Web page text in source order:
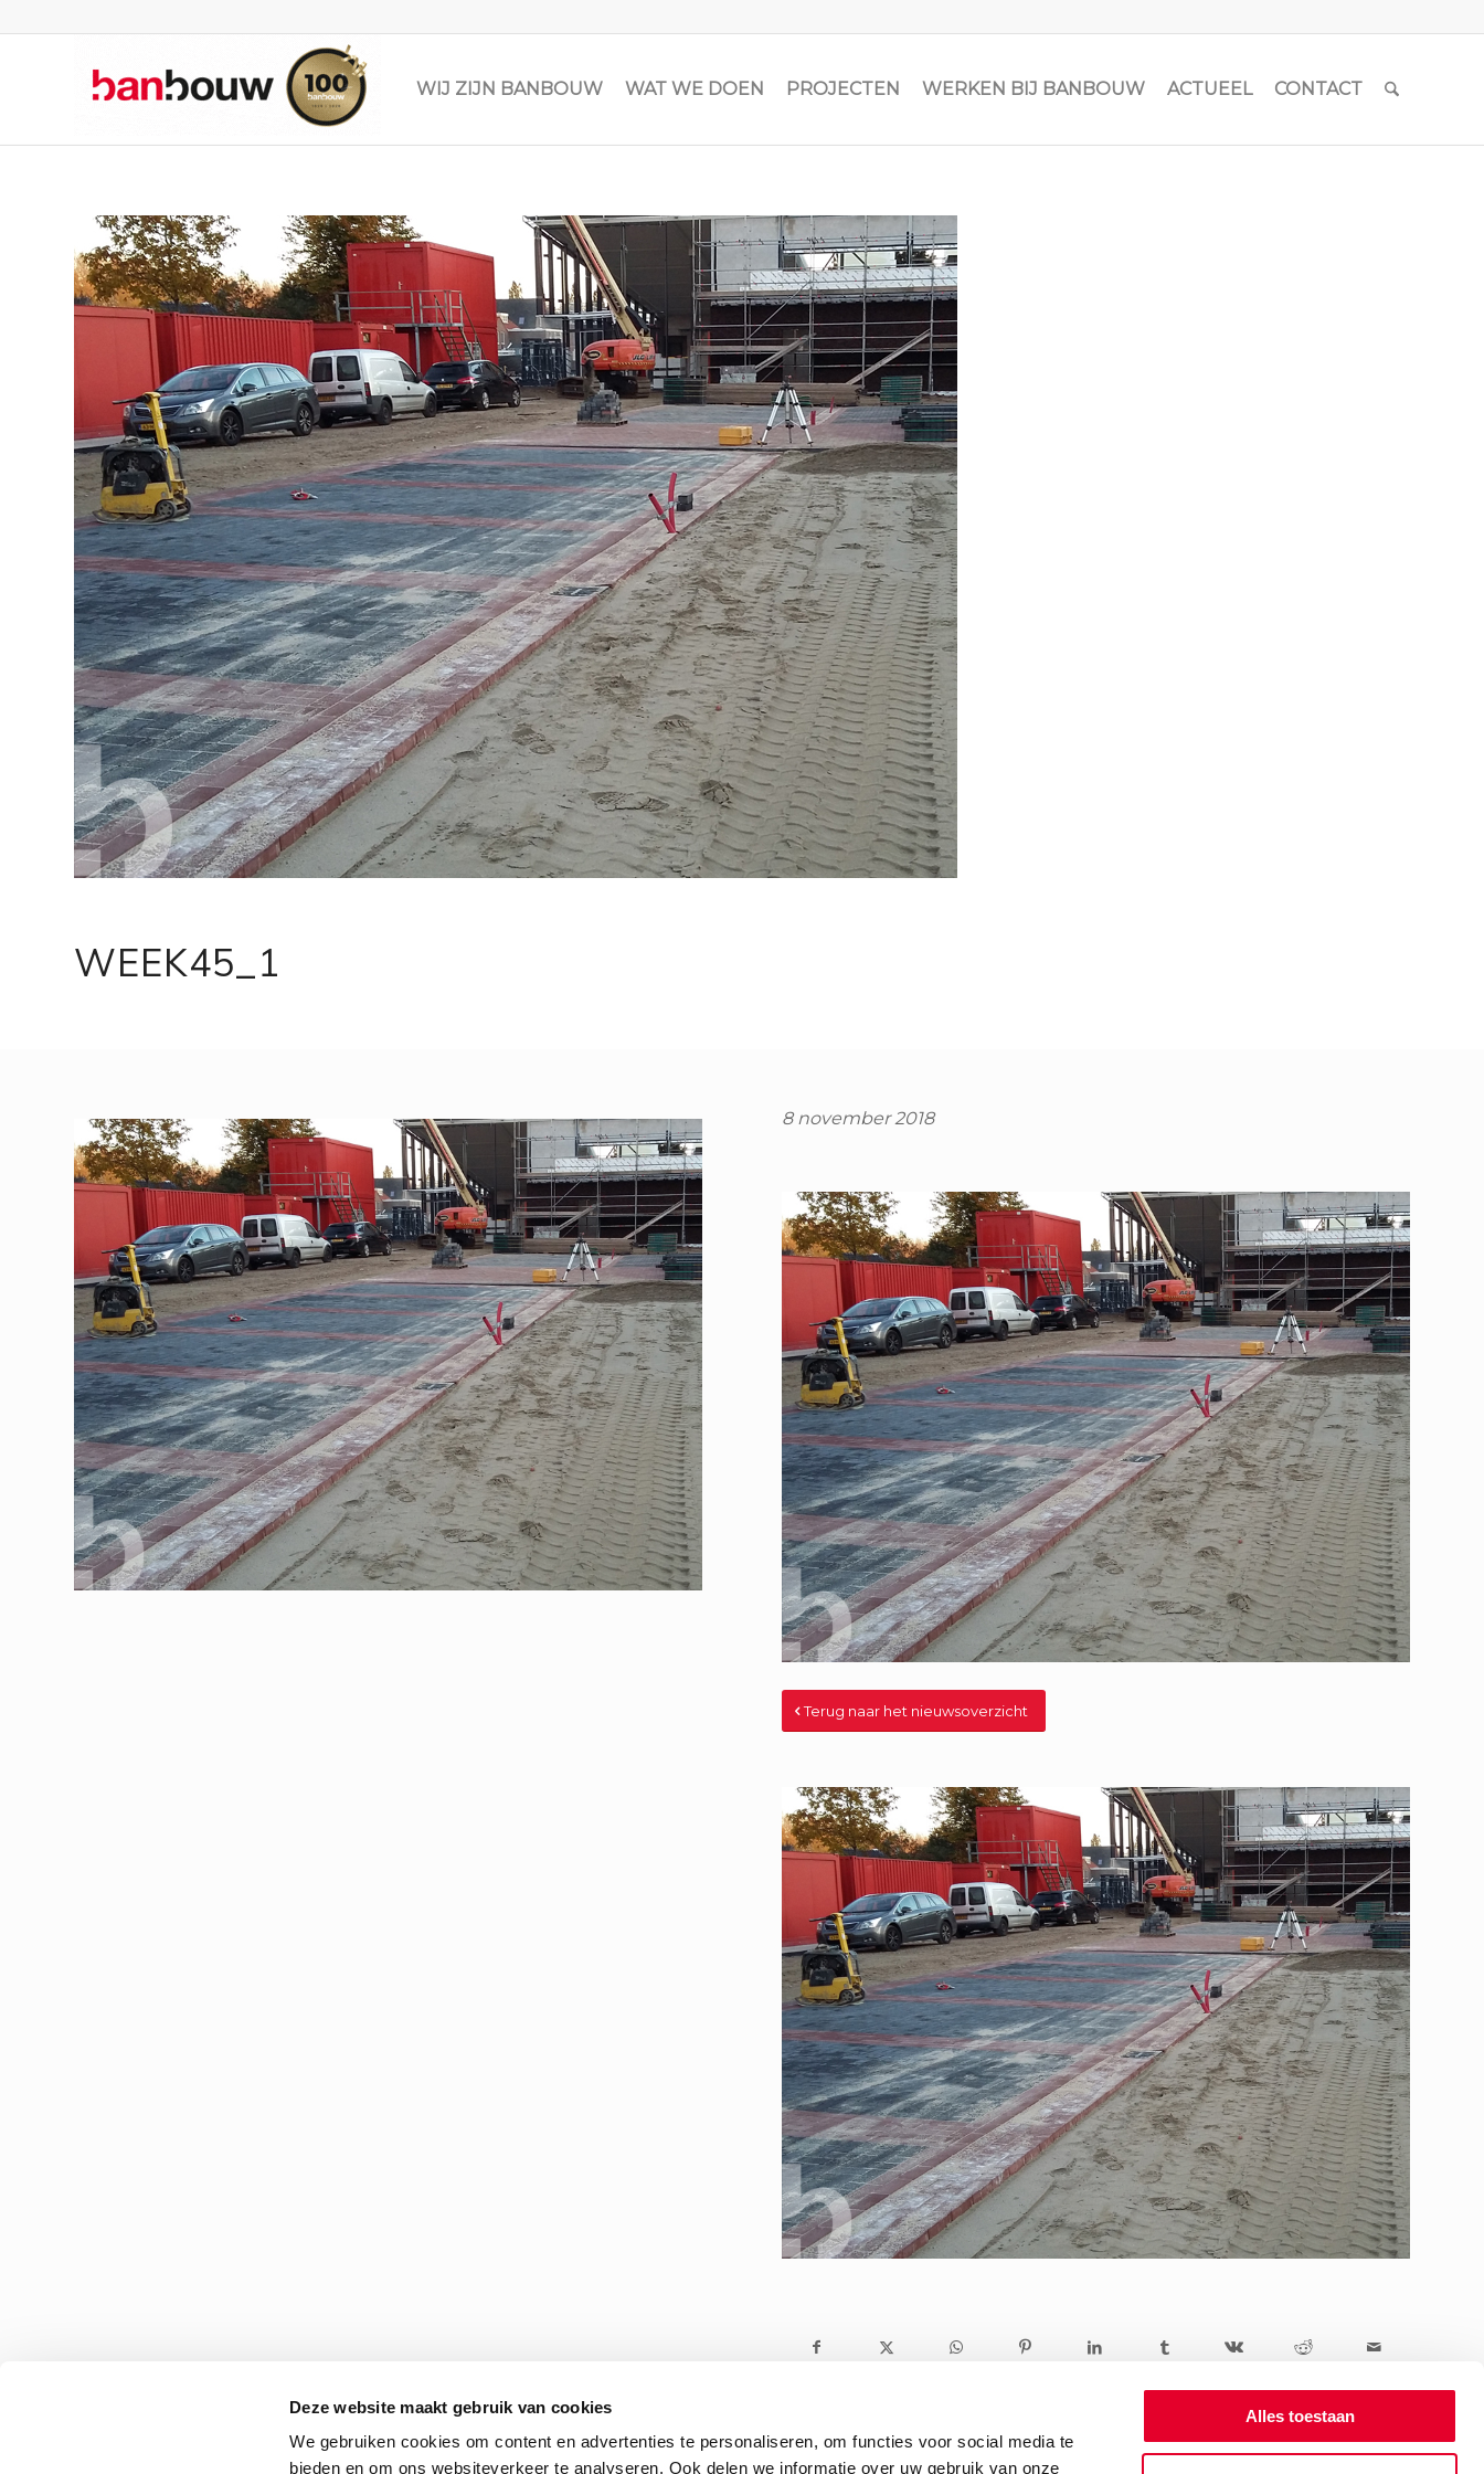
Deze website maakt gebruik van cookies
We gebruiken cookies om content en advertenties te personaliseren, om functies voor social media te
bieden en om ons websiteverkeer te analyseren. Ook delen we informatie over uw gebruik van onze
Alles toestaan
WIJ ZIJN BANBOUW WAT WE DOEN PROJECTEN WERKEN BIJ BANBOUW ACTUEEL CONTACT
WEEK45_1
8 november 2018
Terug naar het nieuwsoverzicht